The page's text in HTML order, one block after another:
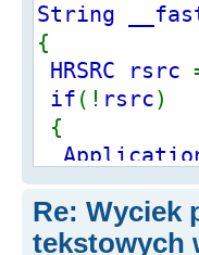
String
{
HRSRC rsrc
if (! rsrc)
{
L"Nie
L "BŁĄD!" ,
return"";
Re: Wyciek
tekstowych